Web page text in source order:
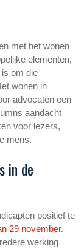
met het wonen
elementen,
om die
wonen in
advocaten een
aandacht
voor lezers,
mens.
in de
positief te
29 november.
werking